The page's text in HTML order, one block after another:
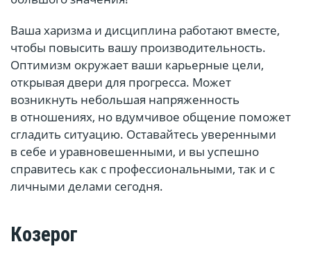
Ваша харизма и дисциплина работают вместе,
чтобы повысить вашу производительность.
Оптимизм окружает ваши карьерные цели,
открывая двери для прогресса. Может
возникнуть небольшая напряженность
в отношениях, но вдумчивое общение поможет
сгладить ситуацию. Оставайтесь уверенными
в себе и уравновешенными, и вы успешно
справитесь как с профессиональными, так и с
личными делами сегодня.
Козерог